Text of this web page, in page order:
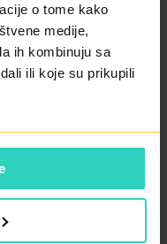
o tome kako
medije,
ih kombinuju sa
ili koje su prikupili
moramo
se zarazno